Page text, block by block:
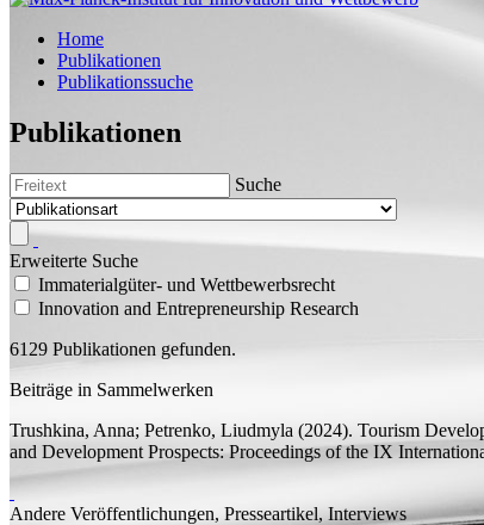
Home
Publikationen
Publikationssuche
Publikationen
Suche
Erweiterte Suche
Immaterialgüter- und Wettbewerbsrecht
Innovation and Entrepreneurship Research
6129 Publikationen gefunden.
Beiträge in Sammelwerken
Trushkina, Anna; Petrenko, Liudmyla (2024). Tourism
and Development Prospects: Proceedings of the IX
Andere Veröffentlichungen, Presseartikel, Interviews